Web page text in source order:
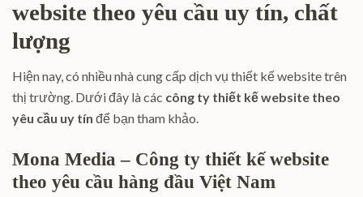
website theo yêu cầu uy tín, chất
lượng
Hiện nay, có nhiều nhà cung cấp dịch vụ thiết kế websitetrên
thị trường. Dưới đây là các công ty thiết kế website theo
yêu cầu uy tín để bạn tham khảo.
Mona Media – Công ty thiết kế website
theo yêu cầu hàng đầu Việt Nam